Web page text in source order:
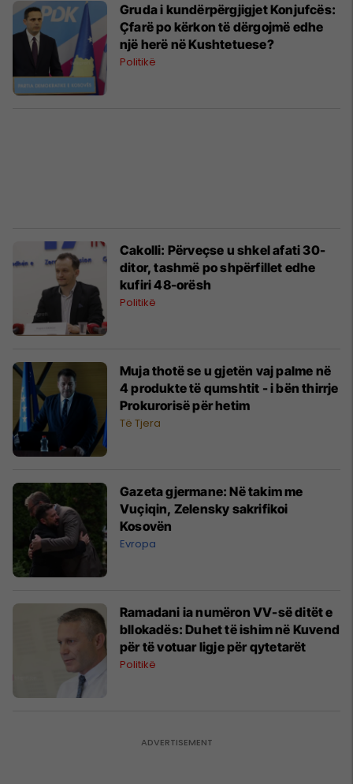
Gruda i kundërpërgjigjet Konjufcës:
Çfarë po kërkon të dërgojmë edhe
një herë në Kushtetuese?
Politikë
Cakolli: Përveçse u shkel afati 30-
ditor, tashmë po shpërfillet edhe
kufiri 48-orësh
Politikë
Muja thotë se u gjetën vaj palme në
4 produkte të qumshtit - i bën thirrje
Prokurorisë për hetim
Të Tjera
Gazeta gjermane: Në takim me
Vuçiqin, Zelensky sakrifikoi
Kosovën
Evropa
Ramadani ia numëron VV-së ditët e
bllokadës: Duhet të ishim në Kuvend
për të votuar ligje për qytetarët
Politikë